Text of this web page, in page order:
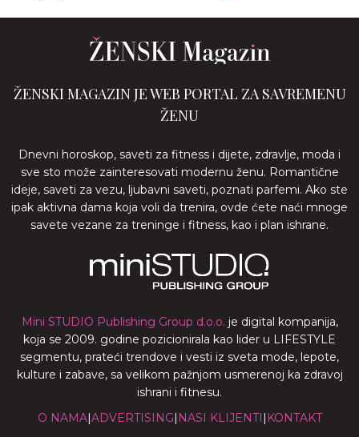
ŽENSKI MAGAZIN JE WEB PORTAL ZA SAVREMENU
ŽENU
Dnevni horoskop, saveti za fitness i dijete, zdravlje, moda i
sve sto može zainteresovati modernu ženu. Romantične
ideje, saveti za vezu, ljubavni saveti, poznati parfemi. Ako ste
ipak aktivna dama koja voli da trenira, ovde ćete naći mnoge
savete vezane za treninge i fitness, kao i plan ishrane.
Mini STUDIO Publishing Group d.o.o. je digital kompanija,
koja se 2009. godine pozicionirala kao lider u LIFESTYLE
segmentu, prateći trendove i vesti iz sveta mode, lepote,
kulture i zabave, sa velikom pažnjom usmerenoj ka zdravoj
ishrani i fitnesu.
O NAMA|ADVERTISING| NASI KLIJENTI | KONTAKT